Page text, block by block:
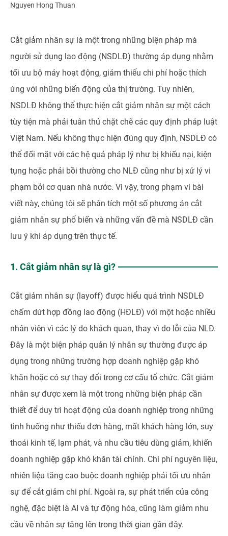
Nguyen Hong Thuan
Cắt giảm nhân sự là một trong những biện pháp mà
người sử dụng lao động (NSDLĐ) thường áp dụng nhằm
tối ưu bộ máy hoạt động, giảm thiểu chi phí hoặc thích
ứng với những biến động của thị trường. Tuy nhiên,
NSDLĐ không thể thực hiện cắt giảm nhân sự một cách
tùy tiện mà phải tuân thủ chặt chẽ các quy định pháp luật
Việt Nam. Nếu không thực hiện đúng quy định, NSDLĐ có
thể đối mặt với các hệ quả pháp lý như bị khiếu nại, kiện
tụng hoặc phải bồi thường cho NLĐ cũng như bị xử lý vi
phạm bởi cơ quan nhà nước. Vì vậy, trong phạm vi bài
viết này, chúng tôi sẽ phân tích một số phương án cắt
giảm nhân sự phổ biến và những vấn đề mà NSDLĐ cần
lưu ý khi áp dụng trên thực tế.
1. Cắt giảm nhân sự là gì?
Cắt giảm nhân sự (layoff) được hiểu quá trình NSDLĐ
chấm dứt hợp đồng lao động (HĐLĐ) với một hoặc nhiều
nhân viên vì các lý do khách quan, thay vì do lỗi của NLĐ.
Đây là một biện pháp quản lý nhân sự thường được áp
dụng trong những trường hợp doanh nghiệp gặp khó
khăn hoặc có sự thay đổi trong cơ cấu tổ chức. Cắt giảm
nhân sự được xem là một trong những biện pháp cần
thiết để duy trì hoạt động của doanh nghiệp trong những
tình huống như thiếu đơn hàng, mất khách hàng lớn, suy
thoái kinh tế, lạm phát, và nhu cầu tiêu dùng giảm, khiến
doanh nghiệp gặp khó khăn tài chính. Chi phí nguyên liệu,
nhiên liệu tăng cao buộc doanh nghiệp phải tối ưu nhân
sự để cắt giảm chi phí. Ngoài ra, sự phát triển của công
nghệ, đặc biệt là AI và tự động hóa, cũng làm giảm nhu
cầu về nhân sự tăng lên trong thời gian gần đây.